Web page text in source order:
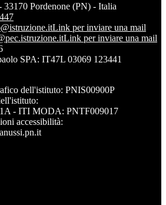
Pordenone (PN) - Italia
Link per inviare una mail
Link per inviare una mail
SPA: IT47L 03069 123441
dell'istituto: PNIS00900P
- ITI MODA: PNTF009017
accessibilità: